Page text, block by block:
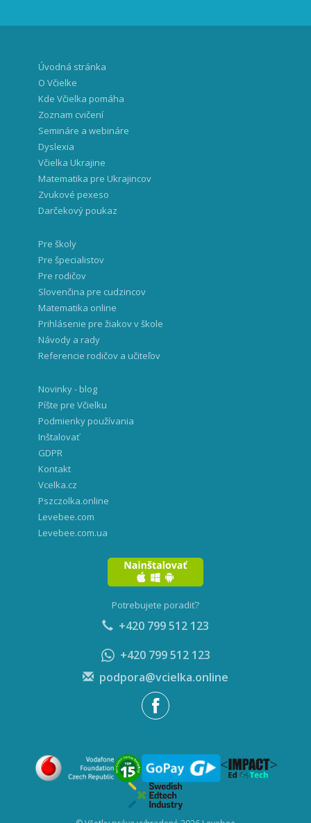
Úvodná stránka
O Včielke
Kde Včielka pomáha
Zoznam cvičení
Semináre a webináre
Dyslexia
Včielka Ukrajine
Matematika pre Ukrajincov
Zvukové pexeso
Darčekový poukaz
Pre školy
Pre špecialistov
Pre rodičov
Slovenčina pre cudzincov
Matematika online
Prihlásenie pre žiakov v škole
Návody a rady
Referencie rodičov a učiteľov
Novinky - blog
Píšte pre Včielku
Podmienky používania
Inštalovať
GDPR
Kontakt
Vcelka.cz
Pszczolka.online
Levebee.com
Levebee.com.ua
Potrebujete poradiť?
+420 799 512 123
+420 799 512 123
podpora@vcielka.online